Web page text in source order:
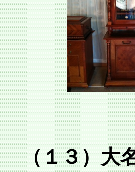
（１３）大